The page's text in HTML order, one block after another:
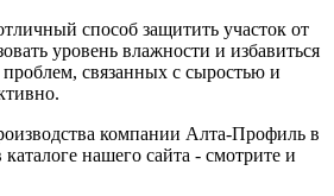
способ защитить участок от
уровень влажности и избавиться
связанных с сыростью и
компании Алта-Профиль в
нашего сайта - смотрите и